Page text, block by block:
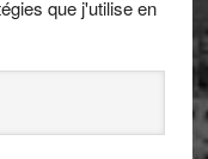
que j'utilise en